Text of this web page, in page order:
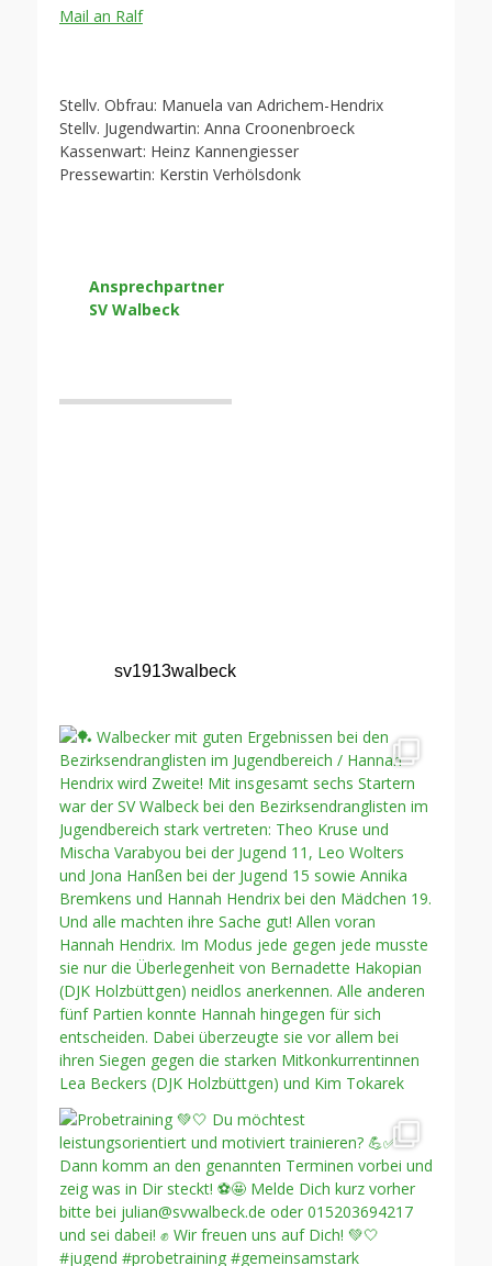
Mail an Ralf
Stellv. Obfrau: Manuela van Adrichem-Hendrix
Stellv. Jugendwartin: Anna Croonenbroeck
Kassenwart: Heinz Kannengiesser
Pressewartin: Kerstin Verhölsdonk
Ansprechpartner
SV Walbeck
sv1913walbeck